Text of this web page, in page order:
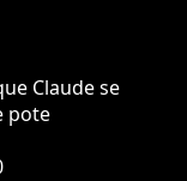
Claude se
pote